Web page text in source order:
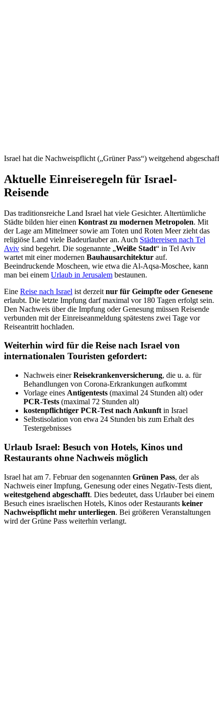
Israel hat die Nachweispflicht („Grüner Pass“) weitgehend
Aktuelle Einreiseregeln für Israel-
Reisende
Das traditionsreiche Land Israel hat viele Gesichter. Altertümliche
Städte bilden hier einen Kontrast zu modernen Metropolen. Mit
der Lage am Mittelmeer sowie am Toten und Roten Meer zieht das
religiöse Land viele Badeurlauber an. Auch Städtereisen nach Tel
Aviv sind begehrt. Die sogenannte „Weiße Stadt“ in Tel Aviv
wartet mit einer modernen Bauhausarchitektur auf.
Beeindruckende Moscheen, wie etwa die Al-Aqsa-Moschee, kann
man bei einem Urlaub in Jerusalem bestaunen.
Eine Reise nach Israel ist derzeit nur für Geimpfte oder Genesene
erlaubt. Die letzte Impfung darf maximal vor 180 Tagen erfolgt sein.
Den Nachweis über die Impfung oder Genesung müssen Reisende
verbunden mit der Einreiseanmeldung spätestens zwei Tage vor
Reiseantritt hochladen.
Weiterhin wird für die Reise nach Israel von
internationalen Touristen gefordert:
Nachweis einerReisekrankenversicherung, die u. a. für
Behandlungen von Corona-Erkrankungen aufkommt
Vorlage eines Antigentests (maximal 24 Stunden alt) oder
PCR-Tests (maximal 72 Stunden alt)
kostenpflichtiger PCR-Test nach Ankunft in Israel
Selbstisolation von etwa 24 Stunden bis zum Erhalt des
Testergebnisses
Urlaub Israel: Besuch von Hotels, Kinos und
Restaurants ohne Nachweis möglich
Israel hat am 7. Februar den sogenannten Grünen Pass, der als
Nachweis einer Impfung, Genesung oder eines Negativ-Tests dient,
weitestgehend abgeschafft. Dies bedeutet, dass Urlauber bei einem
Besuch eines israelischen Hotels, Kinos oder Restaurants keiner
Nachweispflicht mehr unterliegen. Bei größeren Veranstaltungen
wird der Grüne Pass weiterhin verlangt.